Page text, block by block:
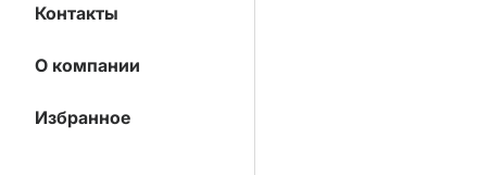
Контакты
О компании
Избранное